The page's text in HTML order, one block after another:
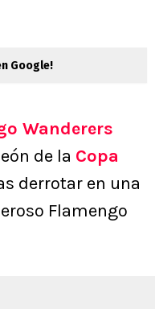
Google!
Wanderers
de la Copa
derrotar en una
Flamengo